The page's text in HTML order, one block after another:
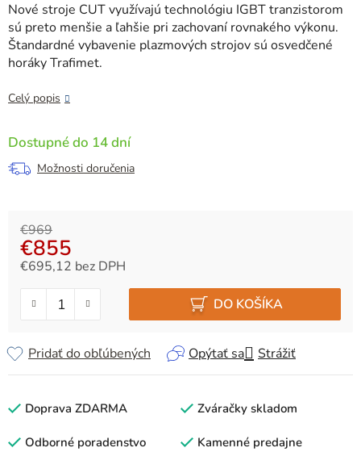
Nové stroje CUT využívajú technológiu IGBT tranzistorom
sú preto menšie a ľahšie pri zachovaní rovnakého výkonu.
Štandardné vybavenie plazmových strojov sú osvedčené
horáky Trafimet.
Celý popis
Dostupné do 14 dní
Možnosti doručenia
€969
€855
€695,12 bez DPH
DO KOŠÍKA
Opýtať sa Strážiť
Pridať do obľúbených
Doprava ZDARMA Zváračky skladom
Odborné poradenstvo Kamenné predajne